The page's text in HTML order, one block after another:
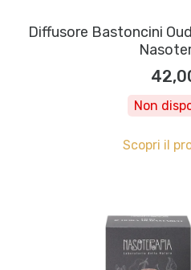
Diffusore Bastoncini
Non
Scopri il